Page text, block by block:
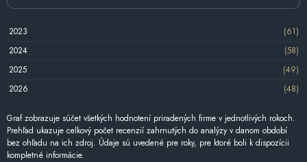
2023
(61)
2024
(58)
2025
(49)
2026
(48)
Graf zobrazuje súčet všetkých hodnotení priradených firme v jednotlivých rokoch.
Prehľad ukazuje celkový počet recenzií zahrnutých do analýzy v danom období
bez ohľadu na ich zdroj. Údaje sú uvedené pre roky, pre ktoré boli k dispozícii
kompletné informácie.